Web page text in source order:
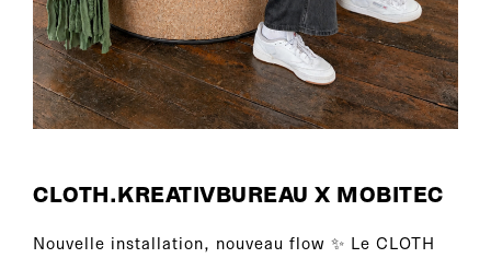
CLOTH.KREATIVBUREAU X MOBITEC
Nouvelle installation, nouveau flow ✨ Le CLOTH